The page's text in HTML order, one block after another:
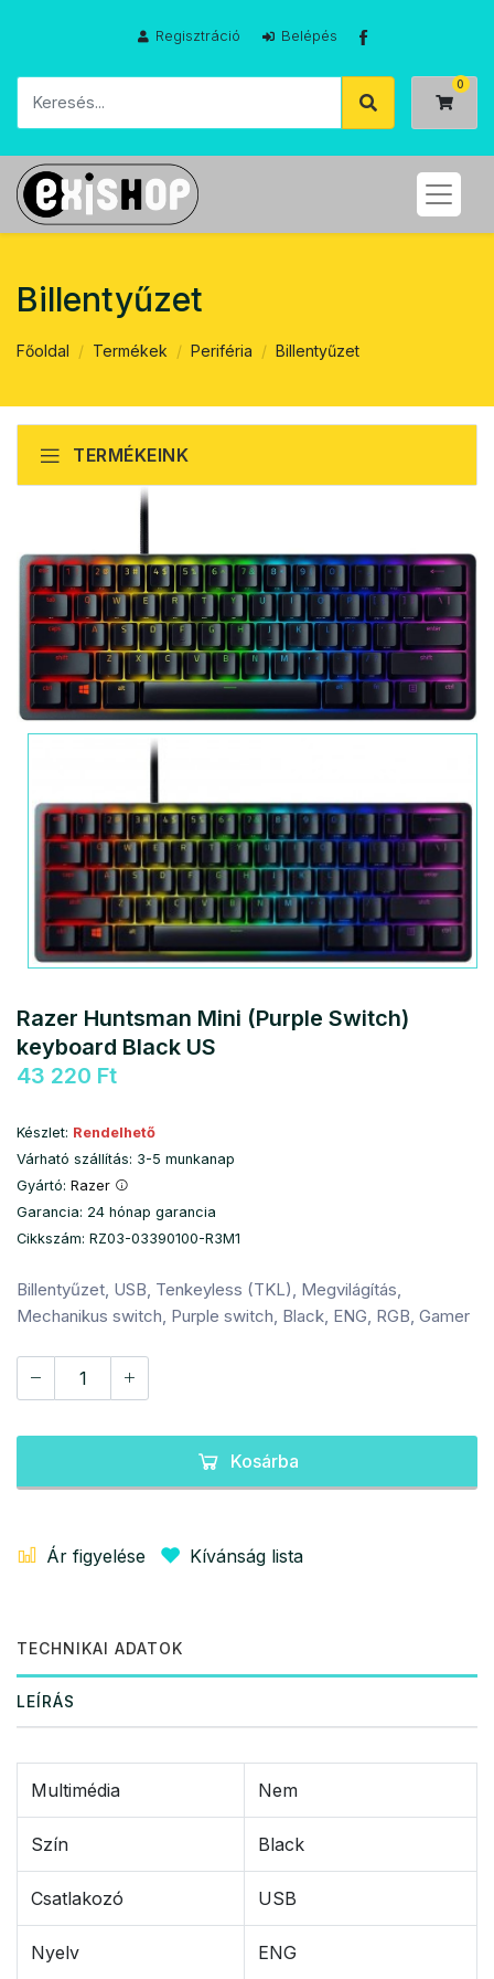
Regisztráció Belépés
Billentyűzet
Főoldal Termékek Periféria Billentyűzet
TERMÉKEINK
Razer Huntsman Mini (Purple Switch)
keyboard Black US
43 220 Ft
Készlet: Rendelhető
Várható szállítás: 3-5 munkanap
Gyártó: Razer
Garancia: 24 hónap garancia
Cikkszám: RZ03-03390100-R3M1
Billentyűzet, USB, Tenkeyless (TKL), Megvilágítás,
Mechanikus switch, Purple switch, Black, ENG, RGB, Gamer
Kosárba
Ár figyelése Kívánság lista
TECHNIKAI ADATOK
LEÍRÁS
Multimédia Nem
Szín Black
Csatlakozó USB
Nyelv ENG